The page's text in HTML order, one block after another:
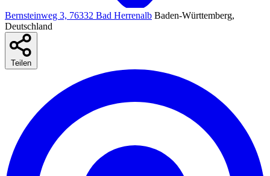
Bernsteinweg 3, 76332 Bad Herrenalb Baden-Württemberg,
Deutschland
Teilen